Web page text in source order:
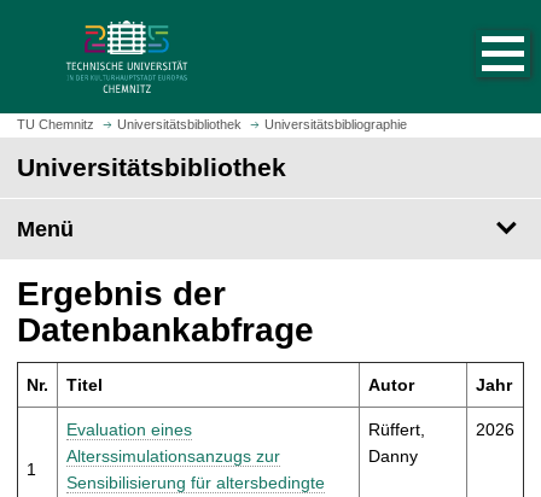
z
m
t
e
i
t
u
f
u
f
TU Chemnitz Universitätsbibliothek Universitätsbibliographie
Universitätsbibliothek
Menü
Ergebnis der
Datenbankabfrage
Nr. Titel Autor Jahr
1
Evaluation eines
Alterssimulationsanzugs zur
Sensibilisierung für altersbedingte
Rüffert,
Danny
2026